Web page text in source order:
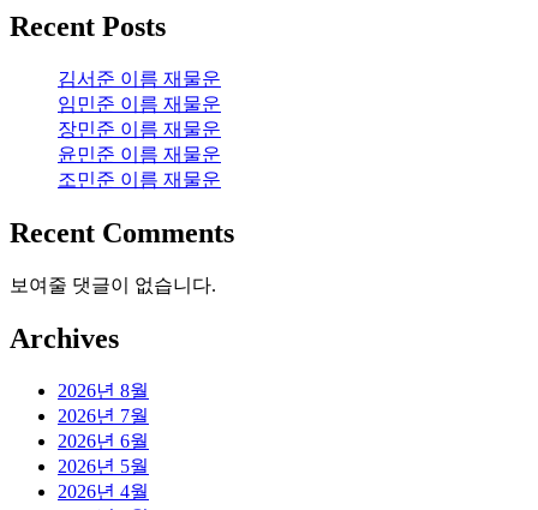
Recent Posts
김서준 이름 재물운
임민준 이름 재물운
장민준 이름 재물운
윤민준 이름 재물운
조민준 이름 재물운
Recent Comments
보여줄 댓글이 없습니다.
Archives
2026년 8월
2026년 7월
2026년 6월
2026년 5월
2026년 4월